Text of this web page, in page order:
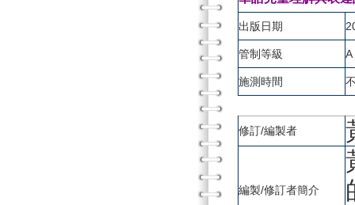
出版日期
管制等級 A
施測時間
修訂/編製者
編製/修訂者簡介